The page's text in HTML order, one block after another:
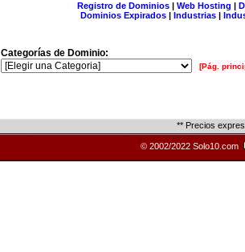
Registro de Dominios| Web Hosting |
Dominios Expirados | Industrias |
Categorías de Dominio:
[Pág.
** Precios
© 2002/2022 Solo10.com